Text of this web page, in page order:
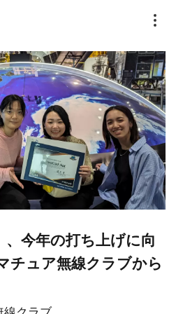
、今年の打ち上げに向
チュア無線クラブから